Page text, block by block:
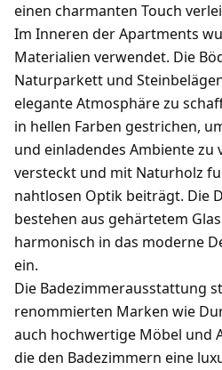
einen charmanten Touch
Im Inneren der Apartments
Materialien verwendet. Die
Naturparkett und
elegante Atmosphäre zu
in hellen Farben gestrichen,
und einladendes Ambiente zu
versteckt und mit Naturholz
nahtlosen Optik beiträgt. Die
bestehen aus gehärtetem
harmonisch in das moderne
ein.
Die Badezimmerausstattung
renommierten Marken wie
auch hochwertige Möbel und
die den Badezimmern eine